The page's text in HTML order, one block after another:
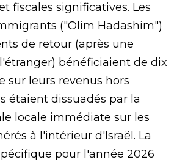
fiscales significatives. Les
("Olim Hadashim")
de retour (après une
bénéficiaient de dix
sur leurs revenus hors
étaient dissuadés par la
locale immédiate sur les
à l'intérieur d'Israël. La
pour l'année 2026